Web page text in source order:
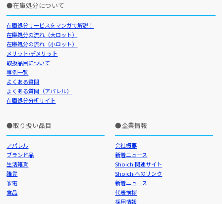
在庫処分について
在庫処分サービスをマンガで解説！
在庫処分の流れ（大ロット）
在庫処分の流れ（小ロット）
メリット/デメリット
取扱品目について
事例一覧
よくある質問
よくある質問（アパレル）
在庫処分分析サイト
取り扱い品目
アパレル
ブランド品
生活雑貨
雑貨
家電
食品
企業情報
会社概要
新着ニュース
Shoichi関連サイト
Shoichiへのリンク
新着ニュース
代表挨拶
採用情報